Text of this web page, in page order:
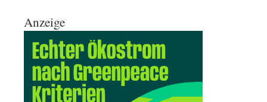
Anzeige